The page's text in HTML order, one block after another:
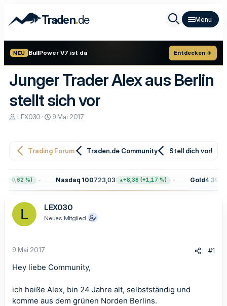
Traden.de
NEU BullPower V7 ist da Entdecken →
Junger Trader Alex aus Berlin
stellt sich vor
E
e
r
LEX030
E
e
l
m
9 Mai 2017
Trading Forum Traden.de Community Stell dich vor!
(+0,62 %) Nasdaq 100723,03 +8,38 (+1,17 %) Gold
L LEX030
Neues Mitglied
9 Mai 2017 #1
Hey liebe Community,
ich heiße Alex, bin 24 Jahre alt, selbstständig und
komme aus dem grünen Norden Berlins.